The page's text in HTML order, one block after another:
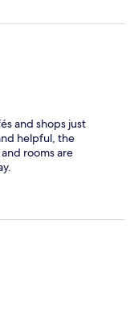
and shops just
helpful, the
rooms are